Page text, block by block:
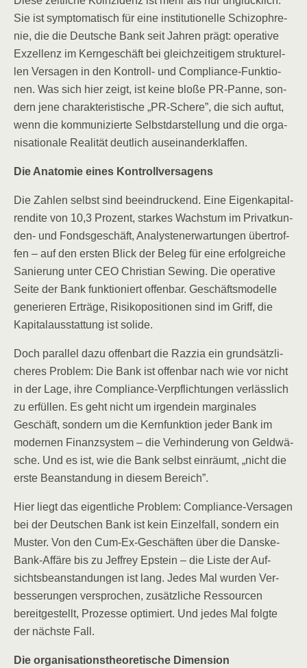
Sie ist sym­pto­ma­tisch für eine insti­tu­tio­nel­le Schi­zo­phre­
nie, die die Deut­sche Bank seit Jah­ren prägt: ope­ra­ti­ve
Exzel­lenz im Kern­ge­schäft bei gleich­zei­ti­gem struk­tu­rel­
len Ver­sa­gen in den Kon­troll- und Com­pli­ance-Funk­tio­
nen. Was sich hier zeigt, ist kei­ne blo­ße PR-Pan­ne, son­
dern jene cha­rak­te­ris­ti­sche „PR-Sche­re”, die sich auf­tut,
wenn die kom­mu­ni­zier­te Selbst­dar­stel­lung und die orga­
ni­sa­tio­na­le Rea­li­tät deut­lich auseinanderklaffen.
Die Ana­to­mie eines Kontrollversagens
Die Zah­len selbst sind beein­dru­ckend. Eine Eigen­ka­pi­tal­
ren­di­te von 10,3 Pro­zent, star­kes Wachs­tum im Pri­vat­kun­
den- und Fonds­ge­schäft, Ana­lys­ten­er­war­tun­gen über­trof­
fen – auf den ers­ten Blick der Beleg für eine erfolg­rei­che
Sanie­rung unter CEO Chris­ti­an Sewing. Die ope­ra­ti­ve
Sei­te der Bank funk­tio­niert offen­bar. Geschäfts­mo­del­le
gene­rie­ren Erträ­ge, Risi­ko­po­si­tio­nen sind im Griff, die
Kapi­tal­aus­stat­tung ist solide.
Doch par­al­lel dazu offen­bart die Raz­zia ein grund­sätz­li­
che­res Pro­blem: Die Bank ist offen­bar nach wie vor nicht
in der Lage, ihre Com­pli­ance-Ver­pflich­tun­gen ver­läss­lich
zu erfül­len. Es geht nicht um irgend­ein mar­gi­na­les
Geschäft, son­dern um die Kern­funk­ti­on jeder Bank im
moder­nen Finanz­sys­tem – die Ver­hin­de­rung von Geld­wä­
sche. Und es ist, wie die Bank selbst ein­räumt, „nicht die
ers­te Bean­stan­dung in die­sem Bereich”.
Hier liegt das eigent­li­che Pro­blem: Com­pli­ance-Ver­sa­gen
bei der Deut­schen Bank ist kein Ein­zel­fall, son­dern ein
Mus­ter. Von den Cum-Ex-Geschäf­ten über die Dans­ke-
Bank-Affä­re bis zu Jef­frey Epstein – die Lis­te der Auf­
sichts­be­an­stan­dun­gen ist lang. Jedes Mal wur­den Ver­
bes­se­run­gen ver­spro­chen, zusätz­li­che Res­sour­cen
bereit­ge­stellt, Pro­zes­se opti­miert. Und jedes Mal folg­te
der nächs­te Fall.
Die orga­ni­sa­ti­ons­theo­re­ti­sche Dimension